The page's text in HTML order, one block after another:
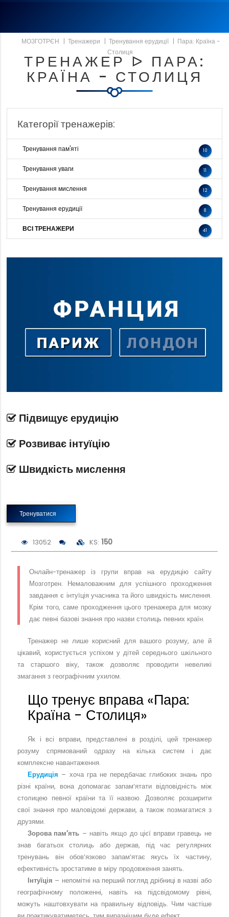
ТРЕНАЖЕР ᐅ ПАРА:
КРАЇНА - СТОЛИЦЯ
МОЗГОТРЄН | Тренажери | Тренування ерудиції | Пара: Країна -
Столиця
Категорії тренажерів:
Тренування пам'яті 10
Тренування уваги 11
Тренування мислення 12
Тренування ерудиції 8
ВСІ ТРЕНАЖЕРИ 41
Підвищує ерудицію
Розвиває інтуїцію
Швидкість мислення
Тренуватися
13052 KS:150
Онлайн-тренажер із групи вправ на ерудицію сайту
Мозготрен. Немаловажним для успішного проходження
завдання є інтуїція учасника та його швидкість мислення.
Крім того, саме проходження цього тренажера для мозку
дає певні базові знання про назви столиць певних країн.
Тренажер не лише корисний для вашого розуму, але й
цікавий, користується успіхом у дітей середнього шкільного
та старшого віку, також дозволяє проводити невеликі
змагання з географічним ухилом.
Що тренує вправа «Пара:
Країна - Столиця»
Як і всі вправи, представлені в розділі, цей тренажер
розуму спрямований одразу на кілька систем і дає
комплексне навантаження.
Ерудиція – хоча гра не передбачає глибоких знань про
різні країни, вона допомагає запам’ятати відповідність між
столицею певної країни та її назвою. Дозволяє розширити
свої знання про маловідомі держави, а також позмагатися з
друзями.
Зорова пам’ять – навіть якщо до цієї вправи гравець не
знав багатьох столиць або держав, під час регулярних
тренувань він обов’язково запам’ятає якусь їх частину,
ефективність зростатиме в міру продовження занять.
Інтуїція – непомітні на перший погляд дрібниці в назві або
географічному положенні, навіть на підсвідомому рівні,
можуть наштовхувати на правильну відповідь. Чим частіше